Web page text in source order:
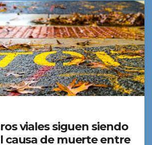
viales siguen siendo
causa de muerte entre